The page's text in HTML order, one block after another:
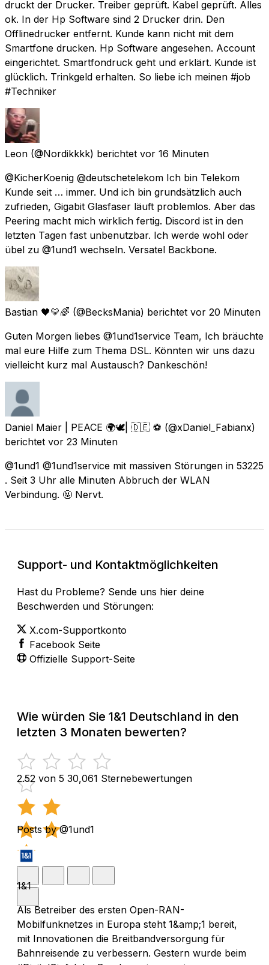
druckt der Drucker. Treiber geprüft. Kabel geprüft. Alles
ok. In der Hp Software sind 2 Drucker drin. Den
Offlinedrucker entfernt. Kunde kann nicht mit dem
Smartfone drucken. Hp Software angesehen. Account
eingerichtet. Smartfondruck geht und erklärt. Kunde ist
glücklich. Trinkgeld erhalten. So liebe ich meinen #job
#Techniker
Leon (@Nordikkkk) berichtet vor 16 Minuten
@KicherKoenig @deutschetelekom Ich bin Telekom
Kunde seit … immer. Und ich bin grundsätzlich auch
zufrieden, Gigabit Glasfaser läuft problemlos. Aber das
Peering macht mich wirklich fertig. Discord ist in den
letzten Tagen fast unbenutzbar. Ich werde wohl oder
übel zu @1und1 wechseln. Versatel Backbone.
Bastian 🖤💛🌈 (@BecksMania) berichtet vor 20 Minuten
Guten Morgen liebes @1und1service Team, Ich bräuchte
mal eure Hilfe zum Thema DSL. Könnten wir uns dazu
vielleicht kurz mal Austausch? Dankeschön!
Daniel Maier | PEACE 🌍🕊| 🇩🇪 ⚽️ (@xDaniel_Fabianx)
berichtet vor 23 Minuten
@1und1 @1und1service mit massiven Störungen in 53225
. Seit 3 Uhr alle Minuten Abbruch der WLAN
Verbindung. 🤬 Nervt.
Support- und Kontaktmöglichkeiten
Hast du Probleme? Sende uns hier deine
Beschwerden und Störungen:
X.com-Supportkonto
Facebook Seite
Offizielle Support-Seite
Wie würden Sie 1&1 Deutschland in den
letzten 3 Monaten bewerten?
2.52 von 5 30,061 Sternebewertungen
Posts by @1und1
1&1
Als Betreiber des ersten Open-RAN-
Mobilfunknetzes in Europa steht 1&amp;1 bereit,
mit Innovationen die Breitbandversorgung für
Bahnreisende zu verbessern. Gestern wurde beim